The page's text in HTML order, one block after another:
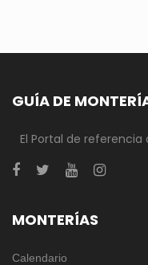
GUÍA DE
El Portal de
MONTERÍAS
Calendario